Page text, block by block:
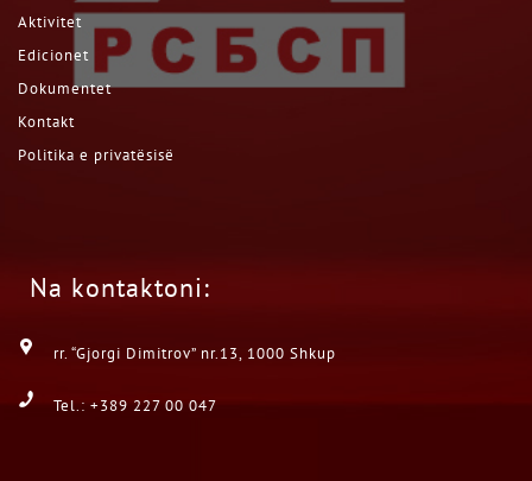
Aktivitet
Edicionet
Dokumentet
Kontakt
Politika e privatësisë
Na kontaktoni:
rr. “Gjorgi Dimitrov” nr.13, 1000 Shkup
Tel.: +389 227 00 047